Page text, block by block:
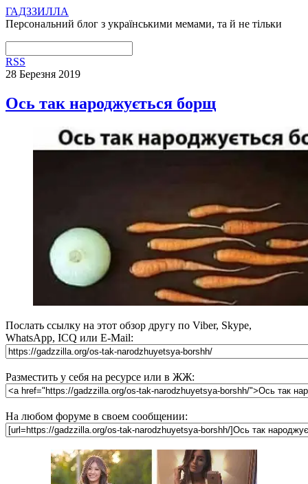
ГАДЗЗИЛЛА
Персональний блог з українськими мемами, та й не тільки
RSS
28 Березня 2019
Ось так народжується борщ
Послать ссылку на этот обзор другу по Viber, Skype,
WhatsApp, ICQ или E-Mail:
Разместить у себя на ресурсе или в ЖЖ:
На любом форуме в своем сообщении: